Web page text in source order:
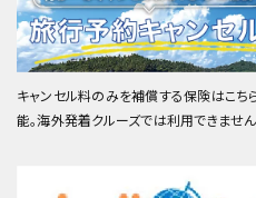
キャンセル料のみを補償する保険はこち
能。海外発着クルーズでは利用できません